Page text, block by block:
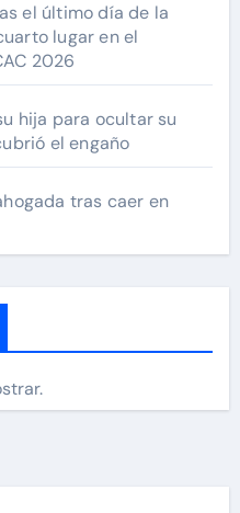
el último día de la
lugar en el
2026
hija para ocultar su
el engaño
tras caer en